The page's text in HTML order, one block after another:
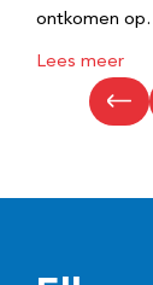
ontkomen
Lees meer